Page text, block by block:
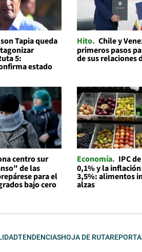
Tapia queda
5:
estado
Hito Chile y
primeros pasos
de sus relaciones
centro sur
de las
para el
bajo cero
Economía IPC
0,1% y la
3,5%: alimentos
alzas
TENDENCIASHOJA DE RUTA